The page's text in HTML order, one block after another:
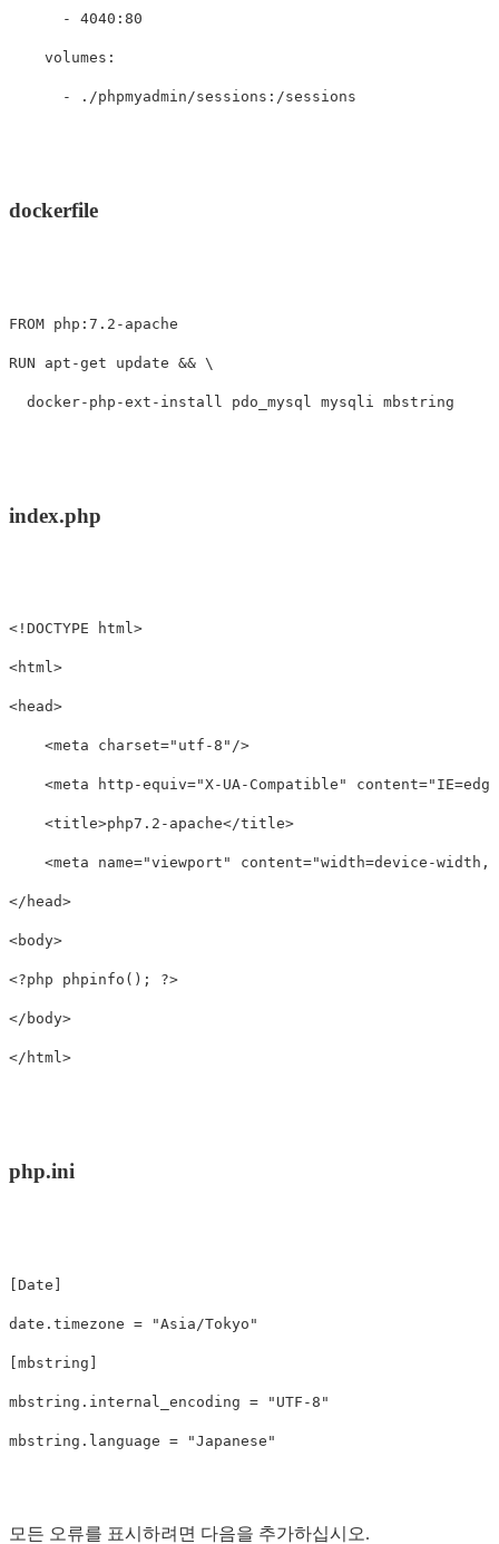
- 4040:80
volumes :
- ./phpmyadmin/sessions:/sessions
dockerfile
FROM php:7.2-apache
RUN apt-get update &&
index.php
<!DOCTYPE html>
<html>
<head>
<meta charset="utf-8" />
<meta http-equiv="X-UA-Compatible" content=
<title>php7.2-apache</title>
<meta name="viewport" content="width=device-
</head>
<body>
<?php phpinfo(); ?>
</body>
</html>
php.ini
[Date]
date.timezone = "Asia/Tokyo"
[mbstring]
mbstring.internal_encoding = "UTF-8"
mbstring.language = "Japanese"
모든 오류를 표시하려면 다음을 추가하십시오.